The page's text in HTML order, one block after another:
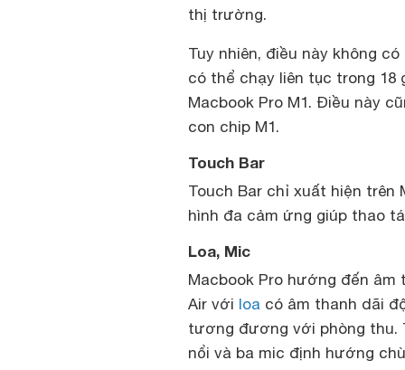
thị trường.
Tuy nhiên, điều này không
có thể chạy liên tục trong 18
Macbook Pro M1. Điều này
con chip M1.
Touch Bar
Touch Bar chỉ xuất hiện trên
hình đa cảm ứng giúp thao
Loa, Mic
Macbook Pro hướng đến âm
Air với loa có âm thanh dãi
tương đương với phòng thu.
nổi và ba mic định hướng